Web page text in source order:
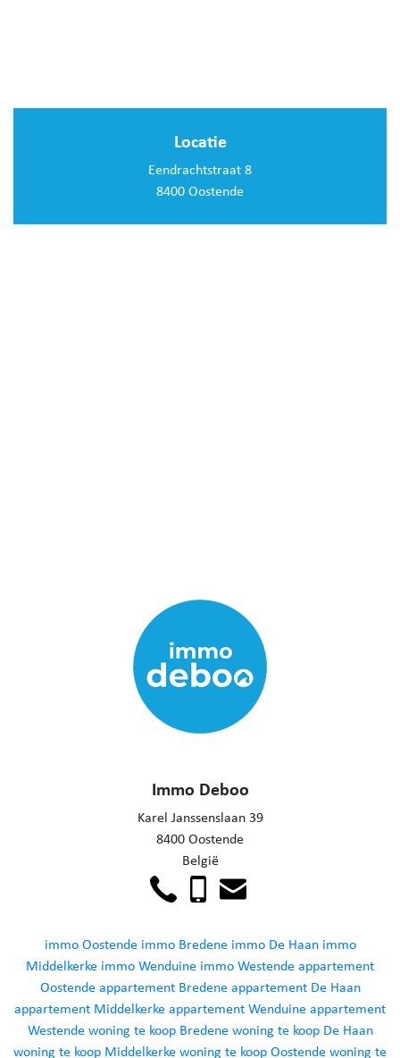
Locatie
Eendrachtstraat 8
8400 Oostende
Immo Deboo
Karel Janssenslaan 39
8400 Oostende
België
immo Oostende immo Bredene immo De Haan immo
Middelkerke immo Wenduine immo Westendeappartement
Oostende appartement Bredene appartement De Haan
appartement Middelkerkeappartement Wenduineappartement
Westende woning te koop Bredene woning te koop De Haan
woning te koop Middelkerkewoning te koop Oostendewoning te